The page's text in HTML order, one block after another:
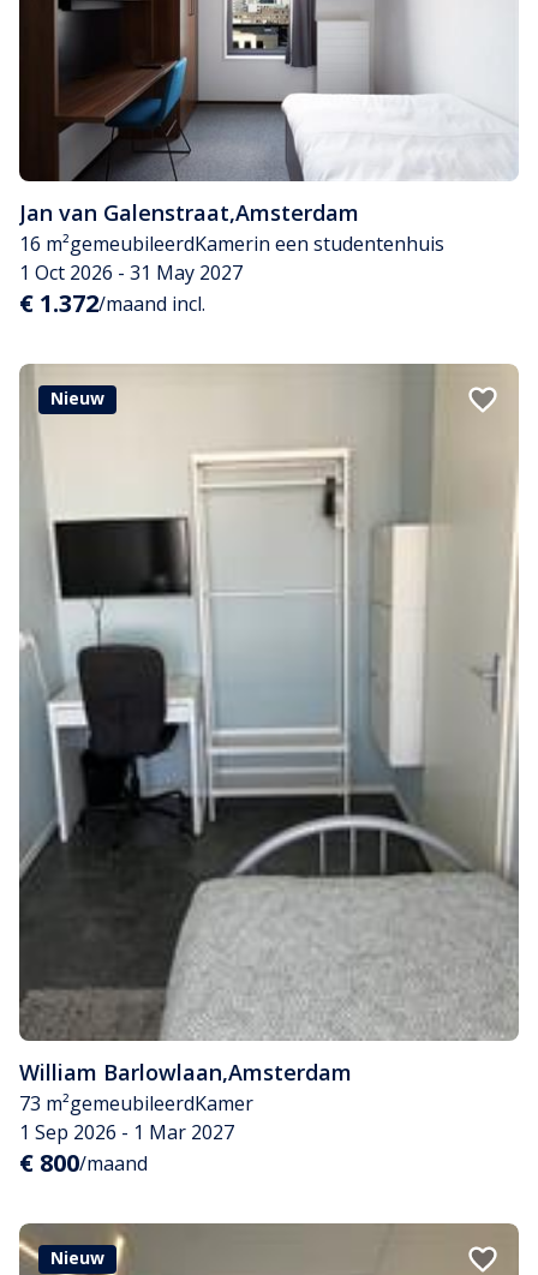
Jan van Galenstraat,Amsterdam
16 m²gemeubileerdKamerin een studentenhuis
1 Oct 2026 - 31 May 2027
€ 1.372/maand incl.
Nieuw
William Barlowlaan,Amsterdam
73 m²gemeubileerdKamer
1 Sep 2026 - 1 Mar 2027
€ 800/maand
Nieuw